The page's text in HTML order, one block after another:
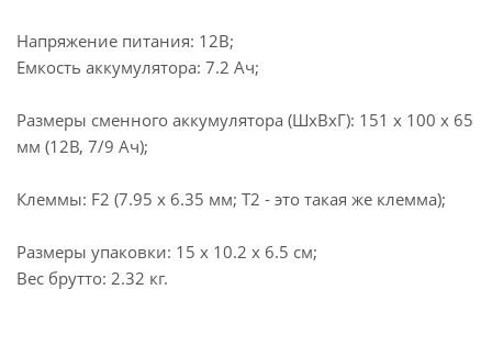
Напряжение питания: 12В;
Емкость аккумулятора: 7.2 Ач;
Размеры сменного аккумулятора (ШхВхГ): 151 х 100 х 65
мм (12В, 7/9 Ач);
Клеммы: F2 (7.95 x 6.35 мм; T2 - это такая же клемма);
Размеры упаковки: 15 x 10.2 x 6.5 см;
Вес брутто: 2.32 кг.